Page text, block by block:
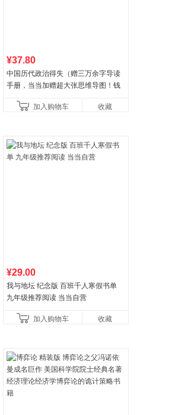
¥37.80
中国历代政治得失（赠三万余字导读
手册，当当加赠超大张思维导图！钱
书社最新修订！中学生
加入购物车 收藏
¥29.00
我与地坛 纪念版 百班千人寒假书单
九年级推荐阅读 当当自营
加入购物车 收藏